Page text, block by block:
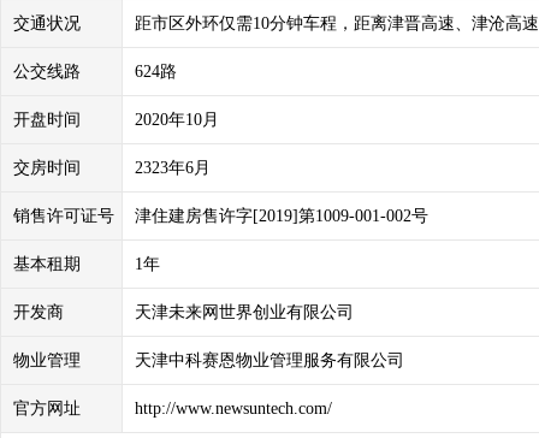
交通状况 距市区外环仅需10分钟车程，距离津晋高速、津沧高
公交线路 624路
开盘时间 2020年10月
交房时间 2323年6月
销售许可证号 津住建房售许字[2019]第1009-001-002号
基本租期 1年
开发商 天津未来网世界创业有限公司
物业管理 天津中科赛恩物业管理服务有限公司
官方网址 http://www.newsuntech.com/